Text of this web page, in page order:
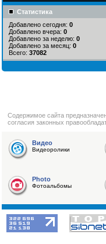
Статистика
Добавлено сегодня: 0
Добавлено вчера: 0
Добавлено за неделю: 0
Добавлено за месяц: 0
Всего: 37082
Cодержимое сайта
согласия законных
Видео
Видеоролики
Photo
Фотоальбомы